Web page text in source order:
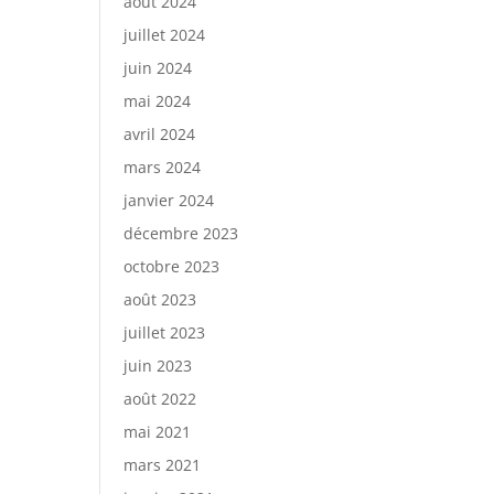
juillet 2024
juin 2024
mai 2024
avril 2024
mars 2024
janvier 2024
décembre 2023
octobre 2023
août 2023
juillet 2023
juin 2023
août 2022
mai 2021
mars 2021